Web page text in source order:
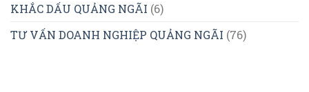
KHẮC DẤU QUẢNG NGÃI (6)
TƯ VẤN DOANH NGHIỆP QUẢNG NGÃI (76)